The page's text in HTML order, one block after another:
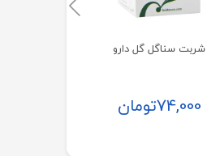
شربت سناگل گل دارو
74,000تومان